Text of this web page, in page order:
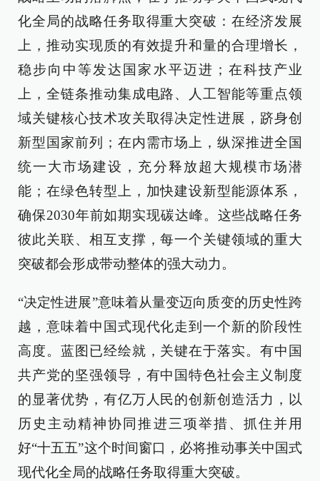
化全局的战略任务取得重大突破：在经济发展
上，推动实现质的有效提升和量的合理增长，
稳步向中等发达国家水平迈进；在科技产业
上，全链条推动集成电路、人工智能等重点领
域关键核心技术攻关取得决定性进展，跻身创
新型国家前列；在内需市场上，纵深推进全国
统一大市场建设，充分释放超大规模市场潜
能；在绿色转型上，加快建设新型能源体系，
确保2030年前如期实现碳达峰。这些战略任务
彼此关联、相互支撑，每一个关键领域的重大
突破都会形成带动整体的强大动力。
“决定性进展”意味着从量变迈向质变的历史性跨
越，意味着中国式现代化走到一个新的阶段性
高度。蓝图已经绘就，关键在于落实。有中国
共产党的坚强领导，有中国特色社会主义制度
的显著优势，有亿万人民的创新创造活力，以
历史主动精神协同推进三项举措、抓住并用
好“十五五”这个时间窗口，必将推动事关中国式
现代化全局的战略任务取得重大突破。